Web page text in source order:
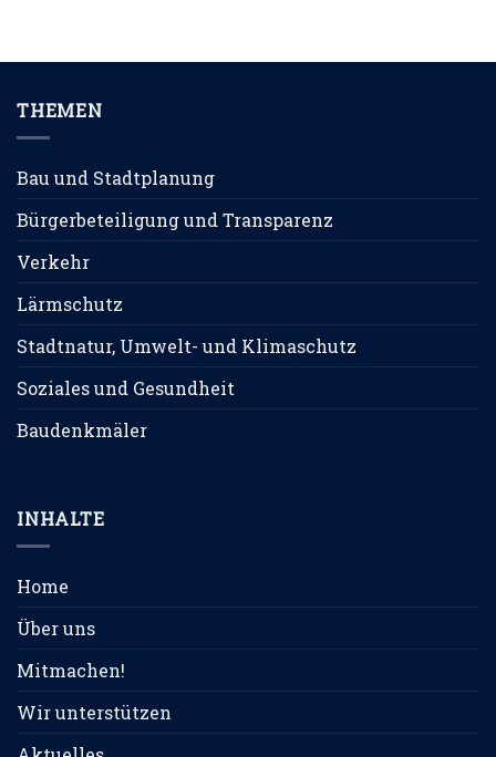
THEMEN
Bau und Stadtplanung
Bürgerbeteiligung und Transparenz
Verkehr
Lärmschutz
Stadtnatur, Umwelt- und Klimaschutz
Soziales und Gesundheit
Baudenkmäler
INHALTE
Home
Über uns
Mitmachen!
Wir unterstützen